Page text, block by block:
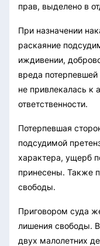
прав, выделено в
При назначении
раскаяние
иждивении,
вреда потерпевшей
не привлекалась к
ответственности.
Потерпевшая
подсудимой
характера, ущерб
принесены. Также
свободы.
Приговором суда
лишения свободы.
двух малолетних